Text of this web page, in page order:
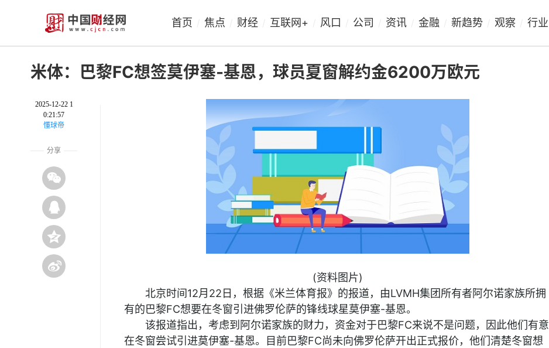
首页 焦点 财经 互联网+ 风口 公司 资讯 金融 新趋势 观察 行业
米体：巴黎FC想签莫伊塞-基恩，球员夏窗解约金6200万欧元
2025-12-22 1
0:21:57
懂球帝
分享
(资料图片)
北京时间12月22日，根据《米兰体育报》的报道，由LVMH集团所有者阿尔诺家族所拥
有的巴黎FC想要在冬窗引进佛罗伦萨的锋线球星莫伊塞-基恩。
该报道指出，考虑到阿尔诺家族的财力，资金对于巴黎FC来说不是问题，因此他们有意
在冬窗尝试引进莫伊塞-基恩。目前巴黎FC尚未向佛罗伦萨开出正式报价，他们清楚冬窗想